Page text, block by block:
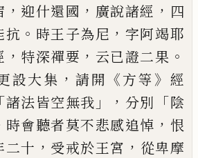
， 迎什還國 ， 廣說諸經 ， 四
抗 。 時王子為尼 ， 字阿竭耶
， 特深禪要 ， 云已證二果 。
設大集 ， 請開 《方等 》 經
「諸法皆空無我 」， 分別 「陰
時會聽者莫不悲感追悼 ， 恨
二十 ， 受戒於王宮 ， 從卑摩